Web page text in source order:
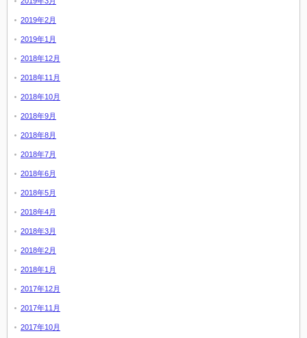
2019年2月
2019年1月
2018年12月
2018年11月
2018年10月
2018年9月
2018年8月
2018年7月
2018年6月
2018年5月
2018年4月
2018年3月
2018年2月
2018年1月
2017年12月
2017年11月
2017年10月